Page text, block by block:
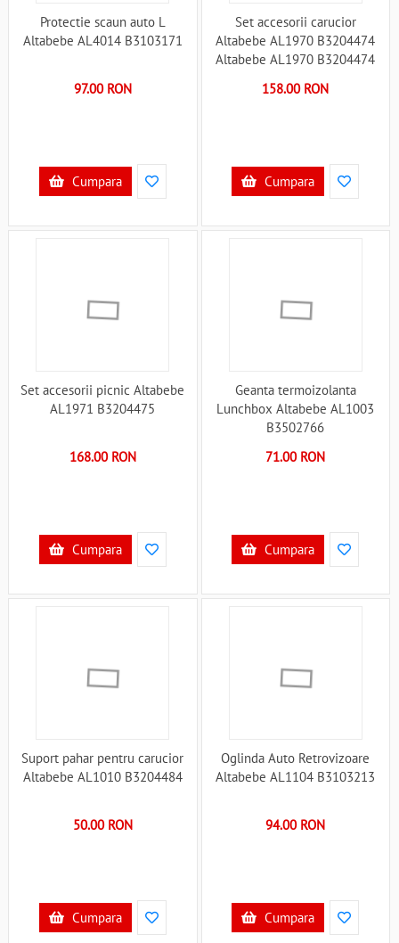
Protectie scaun auto L
Altabebe AL4014 B3103171
97.00 RON
Cumpara
Set accesorii carucior
Altabebe AL1970 B3204474
Altabebe AL1970 B3204474
158.00 RON
Cumpara
Set accesorii picnic Altabebe
AL1971 B3204475
168.00 RON
Cumpara
Geanta termoizolanta
Lunchbox Altabebe AL1003
B3502766
71.00 RON
Cumpara
Suport pahar pentru carucior
Altabebe AL1010 B3204484
50.00 RON
Cumpara
Oglinda Auto Retrovizoare
Altabebe AL1104 B3103213
94.00 RON
Cumpara